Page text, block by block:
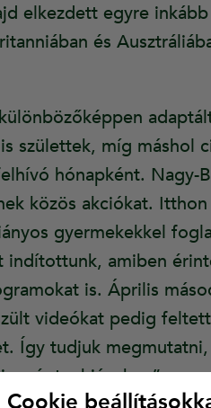
elkezdett egyre
és
születtek, míg máshol
hónapként.
közös akciókat.
gyermekekkel
indítottunk, amiben
is. Április
videókat pedig
Így tudjuk
a végtaghiányhoz” –
Cookie